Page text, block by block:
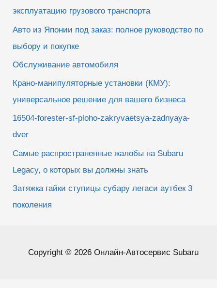
эксплуатацию грузового транспорта
Авто из Японии под заказ: полное руководство по
выбору и покупке
Обслуживание автомобиля
Крано-манипуляторные установки (КМУ):
универсальное решение для вашего бизнеса
16504-forester-sf-ploho-zakryvaetsya-zadnyaya-
dver
Самые распространенные жалобы на Subaru
Legacy, о которых вы должны знать
Затяжка гайки ступицы субару легаси аутбек 3
поколения
Copyright © 2026 Онлайн-Автосервис Subaru